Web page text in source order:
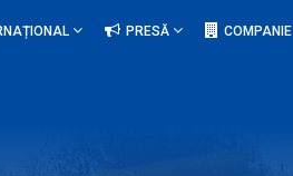
PRESĂ COMPANIE